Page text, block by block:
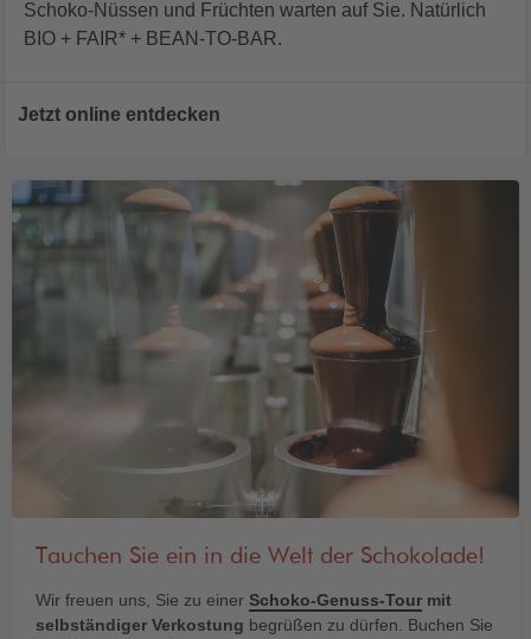
Schoko-Nüssen und Früchten warten auf Sie. Natürlich
BIO + FAIR* + BEAN-TO-BAR.
Jetzt online entdecken
Tauchen Sie ein in die Welt der Schokolade!
Wir freuen uns, Sie zu einer Schoko-Genuss-Tour mit
selbständiger Verkostung begrüßen zu dürfen. Buchen Sie